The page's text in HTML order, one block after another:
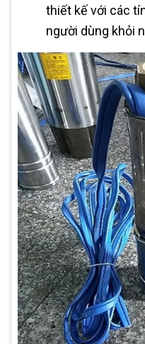
thiết kế với các
người dùng khỏi